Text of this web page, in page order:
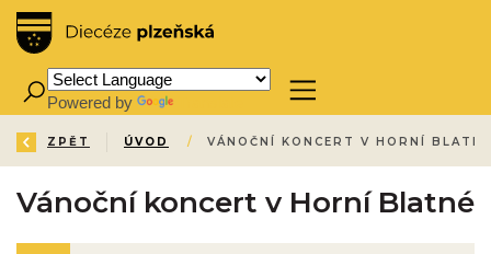
Powered by
ZPĚT ÚVOD / VÁNOČNÍ KONCERT V HORNÍ BLATNÉ
Vánoční koncert v Horní Blatné